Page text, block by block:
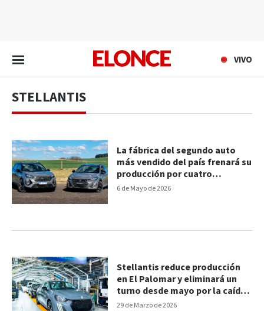
VIVO
STELLANTIS
6 de Mayo de 2026
La fábrica del segundo auto
más vendido del país frenará su
producción por cuatro
semanas
29 de Marzo de 2026
Stellantis reduce producción
en El Palomar y eliminará un
turno desde mayo por la caída
de exportaciones